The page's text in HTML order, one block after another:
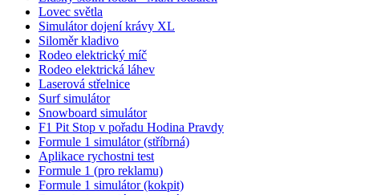
Lovec světla
Simulátor dojení krávy XL
Siloměr kladivo
Rodeo elektrický míč
Rodeo elektrická láhev
Laserová střelnice
Surf simulátor
Snowboard simulátor
F1 Pit Stop v pořadu Hodina Pravdy
Formule 1 simulátor (stříbrná)
Aplikace rychostni test
Formule 1 (pro reklamu)
Formule 1 simulátor (kokpit)